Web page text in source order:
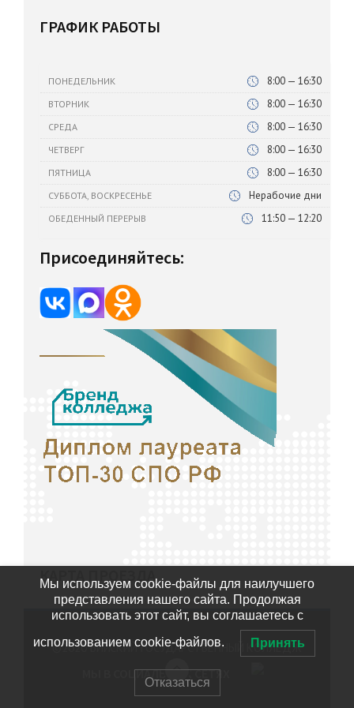
ГРАФИК РАБОТЫ
ПОНЕДЕЛЬНИК 8:00 — 16:30
ВТОРНИК 8:00 — 16:30
СРЕДА 8:00 — 16:30
ЧЕТВЕРГ 8:00 — 16:30
ПЯТНИЦА 8:00 — 16:30
СУББОТА, ВОСКРЕСЕНЬЕ Нерабочие дни
ОБЕДЕННЫЙ ПЕРЕРЫВ 11:50 — 12:20
Присоединяйтесь:
КАРТА ПРОЕЗДА
©2020БИЙСКИЙ ГОСУДАРСТВЕННЫЙ КОЛЛЕДЖ
МЫ В СОЦИАЛЬНЫХ СЕТЯХ
Мы используем cookie-файлы для наилучшего
представления нашего сайта. Продолжая
использовать этот сайт, вы соглашаетесь с
использованием cookie-файлов. Принять
Отказаться